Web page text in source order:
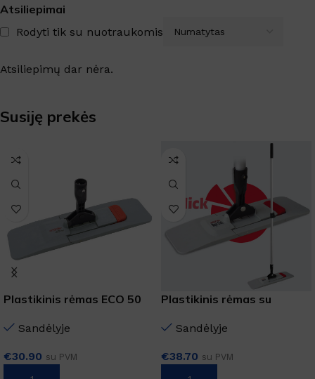
Atsiliepimai
Rodyti tik su nuotraukomis
Atsiliepimų dar nėra.
Susiję prekės
Plastikinis rėmas ECO 50
Sandėlyje
€30.90 su PVM
Plastikinis rėmas su
cm Sandėlyje
€38.70 su PVM